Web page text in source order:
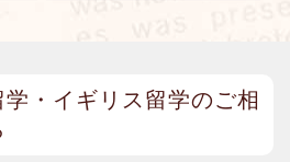
学・イギリス留学のご相